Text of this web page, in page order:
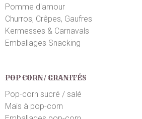
Pomme d'amour
Churros, Crêpes, Gaufres
Kermesses & Carnavals
Emballages Snacking
POP CORN/ GRANITÉS
Pop-corn sucré / salé
Maïs à pop-corn